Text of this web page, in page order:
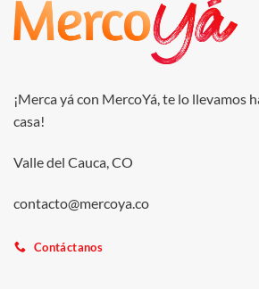
¡Merca yá con MercoYá, te lo llevamos
casa!
Valle del Cauca, CO
contacto@mercoya.co
Contáctanos